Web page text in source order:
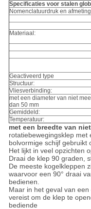
Specificaties voor stalen
Nomenclatuurdruk en
Materiaal:
Geactiveerd type
Structuur:
Vliesverbinding:
met een diameter van niet
dan 50 mm
Gemiddeld:
Temperatuur:
met een breedte van
rotatiebewegingsklep met
bolvormige schijf gebruikt
Het lijkt in veel opzichten
Draai de klep 90 graden,
De meeste kogelkleppen
waarvoor een 90° draai
bedienen.
Maar in het geval van
vereist om de klep te
bediende